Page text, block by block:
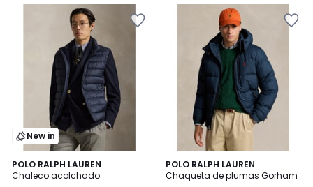
New in
POLO RALPH LAUREN
Chaleco acolchado
2
Colores
POLO RALPH LAUREN
Chaqueta de plumas Gorham
3,8
/ 5
2
Colores